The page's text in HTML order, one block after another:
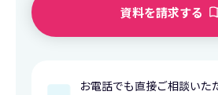
資料を請求する
お電話でも直接ご相談いた